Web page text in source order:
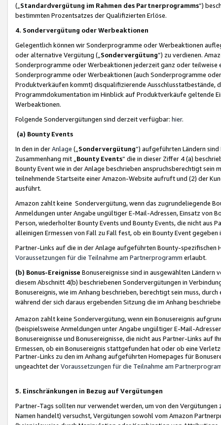
(„ Standardvergütung im Rahmen des Partnerprogramms“)
bestimmten Prozentsatzes der Qualifizierten Erlöse.
4. Sondervergütung oder Werbeaktionen
Gelegentlich können wir Sonderprogramme oder Werbeaktionen
oder alternative Vergütung („ Sondervergütung”) zu verdienen.
Sonderprogramme oder Werbeaktionen jederzeit ganz oder
Sonderprogramme oder Werbeaktionen (auch Sonderprogramme
Produktverkäufen kommt) disqualifizierende Ausschlusstatbestände,
Programmdokumentation im Hinblick auf Produktverkäufe geltende
Werbeaktionen.
Folgende Sondervergütungen sind derzeit verfügbar: hier.
(a) Bounty Events
In den in derAnlage („ Sondervergütung“) aufgeführten Ländern
Zusammenhang mit „ Bounty Events“ die in dieser Ziffer 4 (a)
Bounty Event wie in der Anlage beschrieben anspruchsberechtigt sein
teilnehmende Startseite einer Amazon-Website aufruft und (2) der
ausführt.
Amazon zahlt keine Sondervergütung, wenn das zugrundeliegende
Anmeldungen unter Angabe ungültiger E-Mail-Adressen, Einsatz von
Person, wiederholter Bounty Events und Bounty Events, die nicht
alleinigen Ermessen von Fall zu Fall fest, ob ein Bounty Event
Partner-Links auf die in der Anlage aufgeführten Bounty-spezifischen
Voraussetzungen für die Teilnahme am Partnerprogramm erlaubt.
(b) Bonus-Ereignisse Bonusereignisse sind in ausgewählten Ländern
diesem Abschnitt 4(b) beschriebenen Sondervergütungen in
Bonusereignis, wie im Anhang beschrieben, berechtigt sein muss,
während der sich daraus ergebenden Sitzung die im Anhang
Amazon zahlt keine Sondervergütung, wenn ein Bonusereignis
(beispielsweise Anmeldungen unter Angabe ungültiger E-Mail-
Bonusereignisse und Bonusereignisse, die nicht aus Partner-Links auf
Ermessen, ob ein Bonusereignis stattgefunden hat oder ob eine
Partner-Links zu den im Anhang aufgeführten Homepages für
ungeachtet derVoraussetzungen für die Teilnahme am
5. Einschränkungen in Bezug auf Vergütungen
Partner-Tags sollten nur verwendet werden, um von den
Namen handelt) versuchst, Vergütungen sowohl vom Amazon